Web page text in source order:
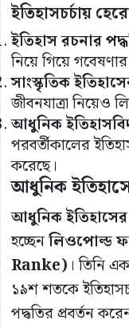
ইতিহাসচর্চায়
ইতিহাস রচনার
নিয়ে গিয়ে
সাংস্কৃতিক
জীবনযাত্রা নিয়েও
আধুনিক
পরবর্তীকালের
করেছে।
আধুনিক
আধুনিক
হচ্ছেনলিওপোল্ড
Ranke) । তিনি
১৯শ শতকে
পদ্ধতির প্রবর্তন